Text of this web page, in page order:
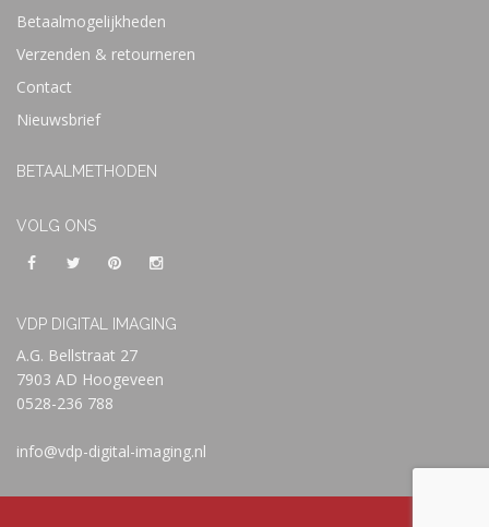
Betaalmogelijkheden
Verzenden & retourneren
Contact
Nieuwsbrief
BETAALMETHODEN
VOLG ONS
VDP DIGITAL IMAGING
A.G. Bellstraat 27
7903 AD Hoogeveen
0528-236 788
info@vdp-digital-imaging.nl